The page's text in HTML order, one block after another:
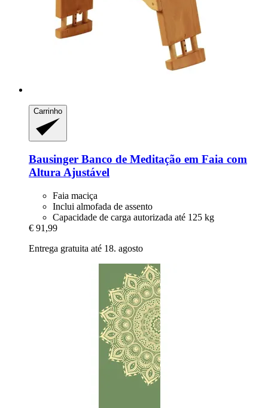
Carrinho
Bausinger Banco de Meditação em Faia com
Altura Ajustável
Faia maciça
Inclui almofada de assento
Capacidade de carga autorizada até 125 kg
€ 91,99
Entrega gratuita até 18. agosto